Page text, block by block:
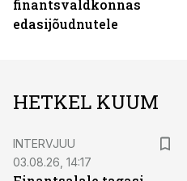
finantsvaldkonnas
edasijõudnutele
HETKEL KUUM
INTERVJUU
03.08.26, 14:17